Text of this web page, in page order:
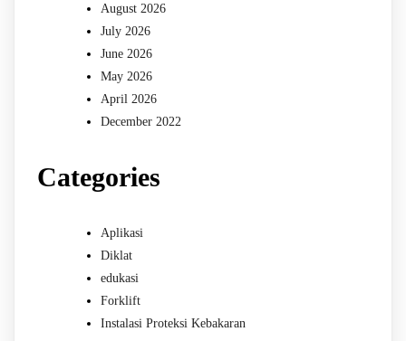
August 2026
July 2026
June 2026
May 2026
April 2026
December 2022
Categories
Aplikasi
Diklat
edukasi
Forklift
Instalasi Proteksi Kebakaran